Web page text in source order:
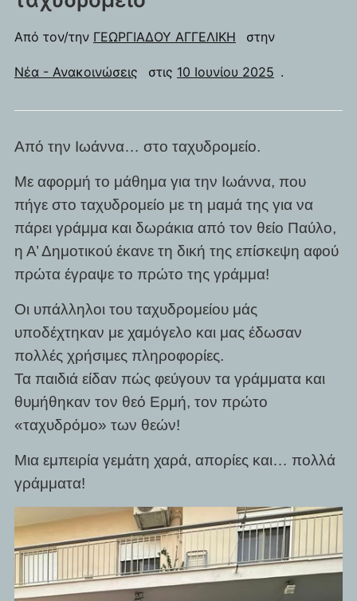
Από τον/την ΓΕΩΡΓΙΑΔΟΥ ΑΓΓΕΛΙΚΗ στην
Νέα - Ανακοινώσεις στις 10 Ιουνίου 2025 .
Από την Ιωάννα… στο ταχυδρομείο.
Με αφορμή το μάθημα για την Ιωάννα, που
πήγε στο ταχυδρομείο με τη μαμά της για να
πάρει γράμμα και δωράκια από τον θείο Παύλο,
η Α’ Δημοτικού έκανε τη δική της επίσκεψη αφού
πρώτα έγραψε το πρώτο της γράμμα!
Οι υπάλληλοι του ταχυδρομείου μάς
υποδέχτηκαν με χαμόγελο και μας έδωσαν
πολλές χρήσιμες πληροφορίες.
Τα παιδιά είδαν πώς φεύγουν τα γράμματα και
θυμήθηκαν τον θεό Ερμή, τον πρώτο
«ταχυδρόμο» των θεών!
Μια εμπειρία γεμάτη χαρά, απορίες και… πολλά
γράμματα!